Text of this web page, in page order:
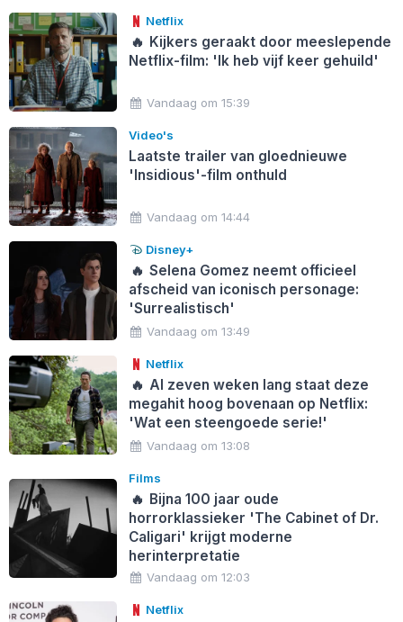
Netflix
🔥 Kijkers geraakt door meeslepende
Netflix-film: 'Ik heb vijf keer gehuild'
Vandaag om 15:39
Video's
Laatste trailer van gloednieuwe
'Insidious'-film onthuld
Vandaag om 14:44
Disney+
🔥 Selena Gomez neemt officieel
afscheid van iconisch personage:
'Surrealistisch'
Vandaag om 13:49
Netflix
🔥 Al zeven weken lang staat deze
megahit hoog bovenaan op Netflix:
'Wat een steengoede serie!'
Vandaag om 13:08
Films
🔥 Bijna 100 jaar oude
horrorklassieker 'The Cabinet of Dr.
Caligari' krijgt moderne
herinterpretatie
Vandaag om 12:03
Netflix